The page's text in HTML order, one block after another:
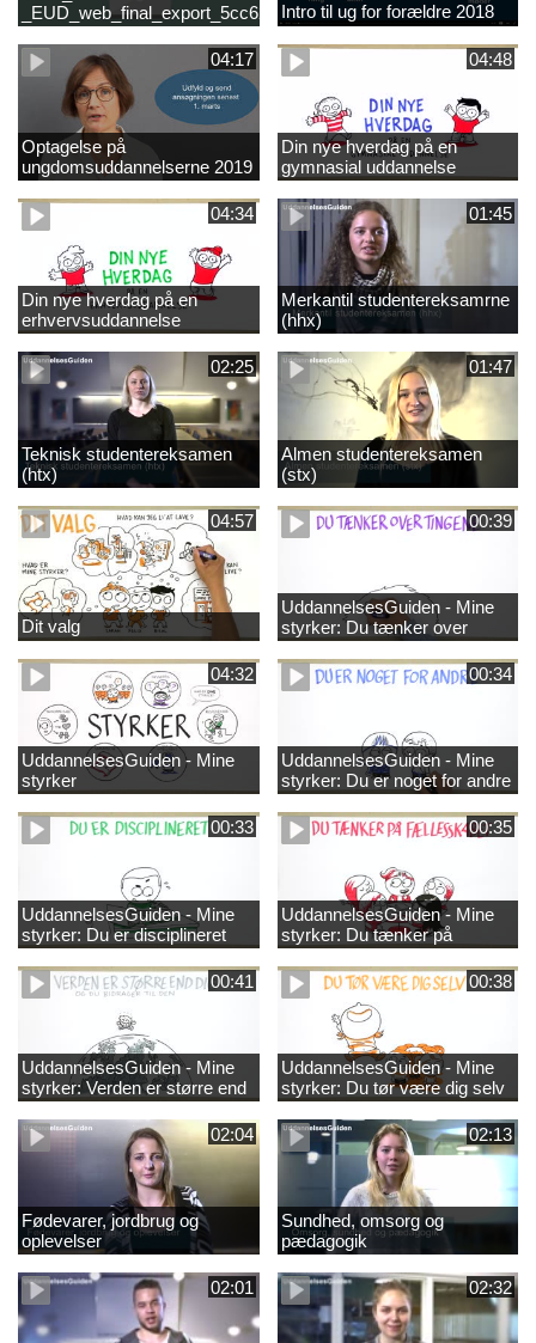
Intro til ug for forældre 2018
04:17
Optagelse på
ungdomsuddannelserne 2019
04:48
Din nye hverdag på en
gymnasial uddannelse
04:34
Din nye hverdag på en
erhvervsuddannelse
01:45
Merkantil studentereksamrne
(hhx)
02:25
Teknisk studentereksamen
(htx)
01:47
Almen studentereksamen
(stx)
04:57
Dit valg
00:39
UddannelsesGuiden - Mine
styrker: Du tænker over
tingene
04:32
UddannelsesGuiden - Mine
styrker
00:34
UddannelsesGuiden - Mine
styrker: Du er noget for andre
00:33
UddannelsesGuiden - Mine
styrker: Du er disciplineret
00:35
UddannelsesGuiden - Mine
styrker: Du tænker på
fællesskabet
00:41
UddannelsesGuiden - Mine
styrker: Verden er større end
dig og du bidrager til den
00:38
UddannelsesGuiden - Mine
styrker: Du tør være dig selv
02:04
Fødevarer, jordbrug og
oplevelser
02:13
Sundhed, omsorg og
pædagogik
02:01 02:32